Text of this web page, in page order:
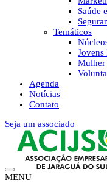
Saúde
Temáticos
Jovens
Mulher
Agenda
Notícias
Contato
Seja um associado
MENU